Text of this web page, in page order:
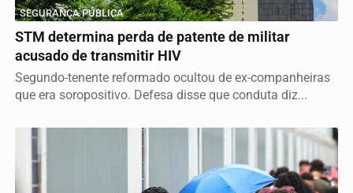
SEGURANÇA PÚBLICA
STM determina perda de patente de militar
acusado de transmitir HIV
Segundo-tenente reformado ocultou de ex-companheiras
que era soropositivo. Defesa disse que conduta diz...